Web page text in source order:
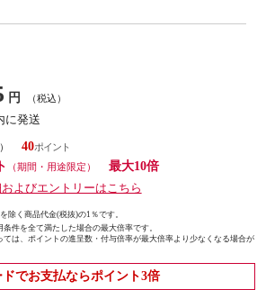
円 （税込）
に発送
40
（期間・用途限定）
最大10倍
よびエントリーはこちら
除く商品代金(税抜)の1％です。
件を全て満たした場合の最大倍率です。
は、ポイントの進呈数・付与倍率が最大倍率より少なくなる場合が
でお支払ならポイント3倍